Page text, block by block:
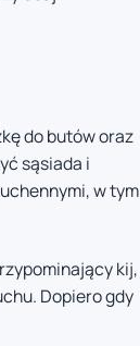
do butów oraz
sąsiada i
w tym
kij,
Dopiero gdy